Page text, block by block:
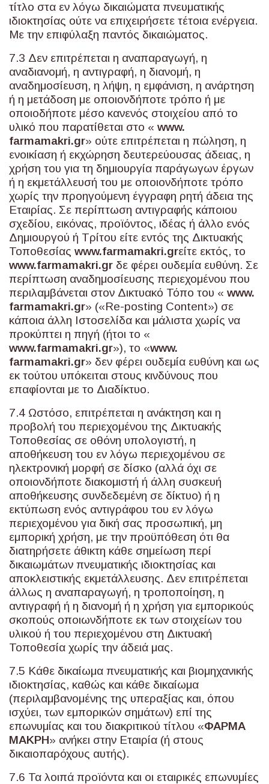
τίτλο στα εν λόγω δικαιώματα πνευματικής
ιδιοκτησίας ούτε να επιχειρήσετε τέτοια ενέργεια.
Με την επιφύλαξη παντός δικαιώματος.
7.3 Δεν επιτρέπεται η αναπαραγωγή, η
αναδιανομή, η αντιγραφή, η διανομή, η
αναδημοσίευση, η λήψη, η εμφάνιση, η ανάρτηση
ή η μετάδοση με οποιονδήποτε τρόπο ή με
οποιοδήποτε μέσο κανενός στοιχείου από το
υλικό που παρατίθεται στο « www.
farmamakri.gr» ούτε επιτρέπεται η πώληση, η
ενοικίαση ή εκχώρηση δευτερεύουσας άδειας, η
χρήση του για τη δημιουργία παράγωγων έργων
ή η εκμετάλλευσή του με οποιονδήποτε τρόπο
χωρίς την προηγούμενη έγγραφη ρητή άδεια της
Εταιρίας. Σε περίπτωση αντιγραφής κάποιου
σχεδίου, εικόνας, προϊόντος, ιδέας ή άλλο ενός
Δημιουργού ή Τρίτου είτε εντός της Δικτυακής
Τοποθεσίας www.farmamakri.grείτε εκτός, το
www.farmamakri.gr δε φέρει ουδεμία ευθύνη. Σε
περίπτωση αναδημοσίευσης περιεχομένου που
περιλαμβάνεται στον Δικτυακό Τόπο του « www.
farmamakri.gr» («Re-posting Content») σε
κάποια άλλη Ιστοσελίδα και μάλιστα χωρίς να
προκύπτει η πηγή (ήτοι το «
www.farmamakri.gr»), το «www.
farmamakri.gr» δεν φέρει ουδεμία ευθύνη και ως
εκ τούτου υπόκειται στους κινδύνους που
επαφίονται με το Διαδίκτυο.
7.4 Ωστόσο, επιτρέπεται η ανάκτηση και η
προβολή του περιεχομένου της Δικτυακής
Τοποθεσίας σε οθόνη υπολογιστή, η
αποθήκευση του εν λόγω περιεχομένου σε
ηλεκτρονική μορφή σε δίσκο (αλλά όχι σε
οποιονδήποτε διακομιστή ή άλλη συσκευή
αποθήκευσης συνδεδεμένη σε δίκτυο) ή η
εκτύπωση ενός αντιγράφου του εν λόγω
περιεχομένου για δική σας προσωπική, μη
εμπορική χρήση, με την προϋπόθεση ότι θα
διατηρήσετε άθικτη κάθε σημείωση περί
δικαιωμάτων πνευματικής ιδιοκτησίας και
αποκλειστικής εκμετάλλευσης. Δεν επιτρέπεται
άλλως η αναπαραγωγή, η τροποποίηση, η
αντιγραφή ή η διανομή ή η χρήση για εμπορικούς
σκοπούς οποιωνδήποτε εκ των στοιχείων του
υλικού ή του περιεχομένου στη Δικτυακή
Τοποθεσία χωρίς την άδειά μας.
7.5 Κάθε δικαίωμα πνευματικής και βιομηχανικής
ιδιοκτησίας, καθώς και κάθε δικαίωμα
(περιλαμβανομένης της υπεραξίας και, όπου
ισχύει, των εμπορικών σημάτων) επί της
επωνυμίας και του διακριτικού τίτλου «ΦΑΡΜΑ
ΜΑΚΡΗ» ανήκει στην Εταιρία (ή στους
δικαιοπαρόχους αυτής).
7.6 Τα λοιπά προϊόντα και οι εταιρικές επωνυμίες